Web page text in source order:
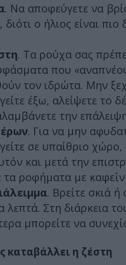
. Να αποφεύγετε να
ο ήλιος είναι πιο
. Τα ρούχα σας
που
τον ιδρώτα. Μην
έξω, αλείψετε το
την
. Για να μην
σε υπαίθριο χώρο,
και μετά την
ροφήματα με
. Βρείτε σκιά
λεπτά. Στη διάρκεια
μπορείτε να
η ζέστη